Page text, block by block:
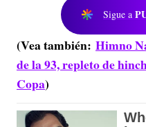
Sigue a
(Vea también: Himno
de la 93, repleto de
Copa)